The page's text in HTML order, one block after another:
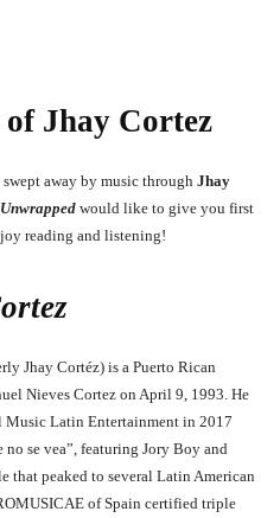
of Jhay Cortez
away by music through Jhay
would like to give you first
reading and listening!
Jhay Cortéz) is a Puerto Rican
Nieves Cortez on April 9, 1993. He
Music Latin Entertainment in 2017
se vea”, featuring Jory Boy and
that peaked to several Latin American
of Spain certified triple